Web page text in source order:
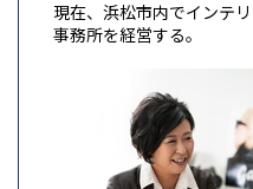
現在、浜松市内でインテ
事務所を経営する。